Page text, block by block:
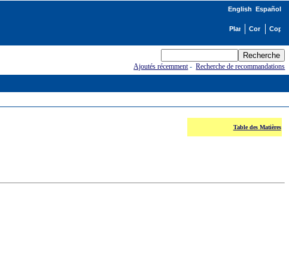
English Español
Ajoutés récemment-Recherche de recommandations
Table des Matières